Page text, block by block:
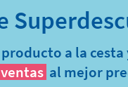
a la
al mejor